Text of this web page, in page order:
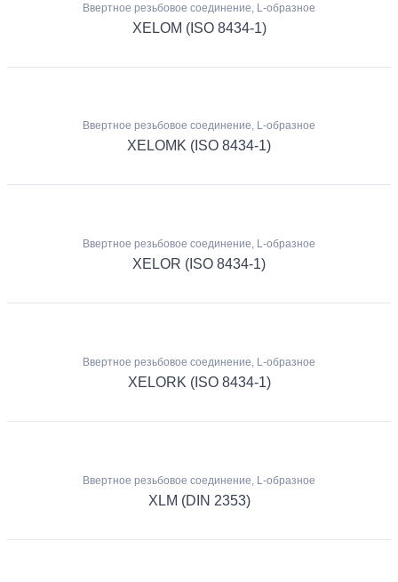
Ввертное резьбовое соединение, L-образное
XELOM (ISO 8434-1)
Ввертное резьбовое соединение, L-образное
XELOMK (ISO 8434-1)
Ввертное резьбовое соединение, L-образное
XELOR (ISO 8434-1)
Ввертное резьбовое соединение, L-образное
XELORK (ISO 8434-1)
Ввертное резьбовое соединение, L-образное
XLM (DIN 2353)